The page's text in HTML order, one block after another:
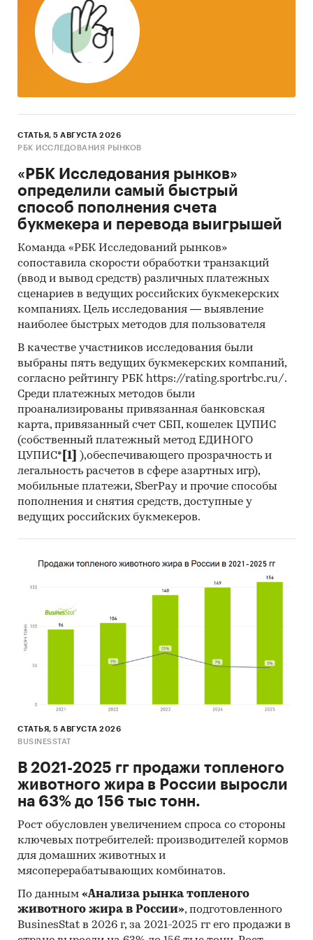
более выгодными с точки
зрения покупателя
Сезонность
Высоким спросом
альтернативные сделки
осенний периоды. Стагнация
наблюдается в зимний и
тенденции
осуществление
«отложенного спроса» на
рынке вторичного жилья,
***% от которого приходится
на альтернативные сделки
Конкурентное окружение:
Основные конкурентные сервисы:
«***»,«***»,«***». Отличие этих сервисов от
рекламного информационного портала в том,
что они не делают акцент на альтернативных
сделках, а являются платформами для подачи
объявлений о продаже недвижимости.
Финансовые показатели проекта:
Показатель
Ед.
изм.
Значение
Необходимые инвестиции тыс. $ 272
NPV тыс. $ ***
IRR
окупаемости
Выдержки из исследования
Рынок альтернативных сделок
Сегодня альтернативная сделка – один из
рынке недвижимости. Согласно статистике,
(«ГОРБЮРО недвижимости»), поэтому они
решения проблемы с жильём в России.
Подобные тенденции присутствуют на рынке
мечтающие о более просторном жилье, или, те,
кто в силу обстоятельств вынужден искать
себе квартиру с меньшей площадью ради
доплаты). Высокий процент таких сделок на
рынке вторичного жилья вызван тем, что
участник не обязан выплачивать сразу полную
сумму. Владелец может сперва продать жилье,
СТАТЬЯ, 5 АВГУСТА 2026
РБК ИССЛЕДОВАНИЯ РЫНКОВ
«РБК Исследования рынков»
определили самый быстрый
способ пополнения счета
букмекера и перевода выигрышей
Команда «РБК Исследований рынков»
сопоставила скорости обработки транзакций
(ввод и вывод средств) различных платежных
сценариев в ведущих российских букмекерских
компаниях. Цель исследования — выявление
наиболее быстрых методов для пользователя
В качестве участников исследования были
выбраны пять ведущих букмекерских компаний,
согласно рейтингу РБК https://rating.sportrbc.ru/.
Среди платежных методов были
проанализированы привязанная банковская
карта, привязанный счет СБП, кошелек ЦУПИС
(собственный платежный метод ЕДИНОГО
ЦУПИС* [1]
),обеспечивающего прозрачность и
легальность расчетов в сфере азартных игр),
мобильные платежи, SberPay и прочие способы
пополнения и снятия средств, доступные у
ведущих российских букмекеров.
СТАТЬЯ, 5 АВГУСТА 2026
BUSINESSTAT
В 2021-2025 гг продажи топленого
животного жира в России выросли
на 63% до 156 тыс тонн.
Рост обусловлен увеличением спроса со стороны
ключевых потребителей: производителей кормов
для домашних животных и
мясоперерабатывающих комбинатов.
По данным «Анализа рынка топленого
животного жира в России», подготовленного
BusinesStat в 2026 г, за 2021-2025 гг его продажи в